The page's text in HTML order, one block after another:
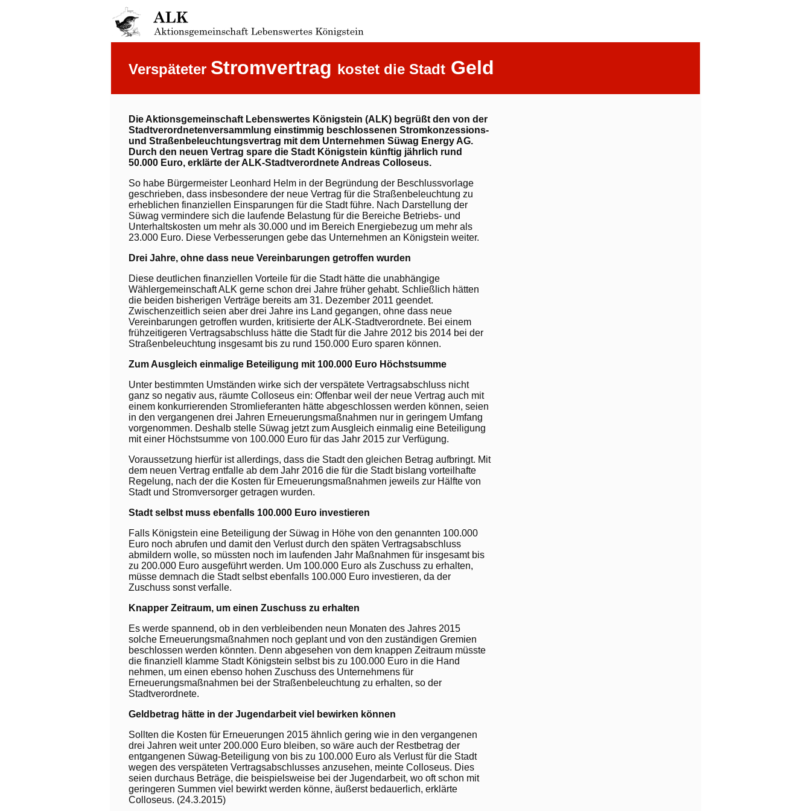
Verspäteter Stromvertrag kostet die Stadt Geld
Die Aktionsgemeinschaft Lebenswertes Königstein (ALK) begrüßt den von der
Stadtverordnetenversammlung einstimmig beschlossenen Stromkonzessions-
und Straßenbeleuchtungsvertrag mit dem Unternehmen Süwag Energy AG.
Durch den neuen Vertrag spare die Stadt Königstein künftig jährlich rund
50.000 Euro, erklärte der ALK-Stadtverordnete Andreas Colloseus.
So habe Bürgermeister Leonhard Helm in der Begründung der Beschlussvorlage
geschrieben, dass insbesondere der neue Vertrag für die Straßenbeleuchtung zu
erheblichen finanziellen Einsparungen für die Stadt führe. Nach Darstellung der
Süwag vermindere sich die laufende Belastung für die Bereiche Betriebs- und
Unterhaltskosten um mehr als 30.000 und im Bereich Energiebezug um mehr als
23.000 Euro. Diese Verbesserungen gebe das Unternehmen an Königstein weiter.
Drei Jahre, ohne dass neue Vereinbarungen getroffen wurden
Diese deutlichen finanziellen Vorteile für die Stadt hätte die unabhängige
Wählergemeinschaft ALK gerne schon drei Jahre früher gehabt. Schließlich hätten
die beiden bisherigen Verträge bereits am 31. Dezember 2011 geendet.
Zwischenzeitlich seien aber drei Jahre ins Land gegangen, ohne dass neue
Vereinbarungen getroffen wurden, kritisierte der ALK-Stadtverordnete. Bei einem
frühzeitigeren Vertragsabschluss hätte die Stadt für die Jahre 2012 bis 2014 bei der
Straßenbeleuchtung insgesamt bis zu rund 150.000 Euro sparen können.
Zum Ausgleich einmalige Beteiligung mit 100.000 Euro Höchstsumme
Unter bestimmten Umständen wirke sich der verspätete Vertragsabschluss nicht
ganz so negativ aus, räumte Colloseus ein: Offenbar weil der neue Vertrag auch mit
einem konkurrierenden Stromlieferanten hätte abgeschlossen werden können, seien
in den vergangenen drei Jahren Erneuerungsmaßnahmen nur in geringem Umfang
vorgenommen. Deshalb stelle Süwag jetzt zum Ausgleich einmalig eine Beteiligung
mit einer Höchstsumme von 100.000 Euro für das Jahr 2015 zur Verfügung.
Voraussetzung hierfür ist allerdings, dass die Stadt den gleichen Betrag aufbringt. Mit
dem neuen Vertrag entfalle ab dem Jahr 2016 die für die Stadt bislang vorteilhafte
Regelung, nach der die Kosten für Erneuerungsmaßnahmen jeweils zur Hälfte von
Stadt und Stromversorger getragen wurden.
Stadt selbst muss ebenfalls 100.000 Euro investieren
Falls Königstein eine Beteiligung der Süwag in Höhe von den genannten 100.000
Euro noch abrufen und damit den Verlust durch den späten Vertragsabschluss
abmildern wolle, so müssten noch im laufenden Jahr Maßnahmen für insgesamt bis
zu 200.000 Euro ausgeführt werden. Um 100.000 Euro als Zuschuss zu erhalten,
müsse demnach die Stadt selbst ebenfalls 100.000 Euro investieren, da der
Zuschuss sonst verfalle.
Knapper Zeitraum, um einen Zuschuss zu erhalten
Es werde spannend, ob in den verbleibenden neun Monaten des Jahres 2015
solche Erneuerungsmaßnahmen noch geplant und von den zuständigen Gremien
beschlossen werden könnten. Denn abgesehen von dem knappen Zeitraum müsste
die finanziell klamme Stadt Königstein selbst bis zu 100.000 Euro in die Hand
nehmen, um einen ebenso hohen Zuschuss des Unternehmens für
Erneuerungsmaßnahmen bei der Straßenbeleuchtung zu erhalten, so der
Stadtverordnete.
Geldbetrag hätte in der Jugendarbeit viel bewirken können
Sollten die Kosten für Erneuerungen 2015 ähnlich gering wie in den vergangenen
drei Jahren weit unter 200.000 Euro bleiben, so wäre auch der Restbetrag der
entgangenen Süwag-Beteiligung von bis zu 100.000 Euro als Verlust für die Stadt
wegen des verspäteten Vertragsabschlusses anzusehen, meinte Colloseus. Dies
seien durchaus Beträge, die beispielsweise bei der Jugendarbeit, wo oft schon mit
geringeren Summen viel bewirkt werden könne, äußerst bedauerlich, erklärte
Colloseus. (24.3.2015)